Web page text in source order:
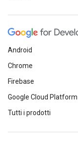
Android
Chrome
Firebase
Google Cloud Platform
Tutti i prodotti